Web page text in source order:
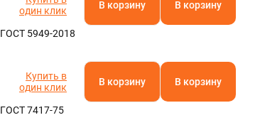
ГОСТ 5949-2018
один клик
В корзину В корзину
ГОСТ 7417-75
Купить в
один клик
В корзину В корзину